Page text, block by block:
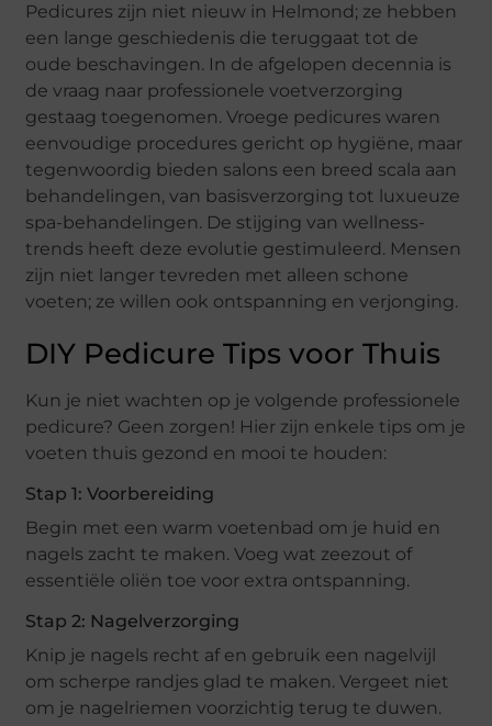
Pedicures zijn niet nieuw in Helmond; ze hebben
een lange geschiedenis die teruggaat tot de
oude beschavingen. In de afgelopen decennia is
de vraag naar professionele voetverzorging
gestaag toegenomen. Vroege pedicures waren
eenvoudige procedures gericht op hygiëne, maar
tegenwoordig bieden salons een breed scala aan
behandelingen, van basisverzorging tot luxueuze
spa-behandelingen. De stijging van wellness-
trends heeft deze evolutie gestimuleerd. Mensen
zijn niet langer tevreden met alleen schone
voeten; ze willen ook ontspanning en verjonging.
DIY Pedicure Tips voor Thuis
Kun je niet wachten op je volgende professionele
pedicure? Geen zorgen! Hier zijn enkele tips om je
voeten thuis gezond en mooi te houden:
Stap 1: Voorbereiding
Begin met een warm voetenbad om je huid en
nagels zacht te maken. Voeg wat zeezout of
essentiële oliën toe voor extra ontspanning.
Stap 2: Nagelverzorging
Knip je nagels recht af en gebruik een nagelvijl
om scherpe randjes glad te maken. Vergeet niet
om je nagelriemen voorzichtig terug te duwen.